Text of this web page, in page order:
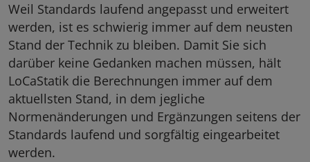
Weil Standards laufend angepasst und erweitert
werden, ist es schwierig immer auf dem neusten
Stand der Technik zu bleiben. Damit Sie sich
darüber keine Gedanken machen müssen, hält
LoCaStatik die Berechnungen immer auf dem
aktuellsten Stand, in dem jegliche
Normenänderungen und Ergänzungen seitens der
Standards laufend und sorgfältig eingearbeitet
werden.